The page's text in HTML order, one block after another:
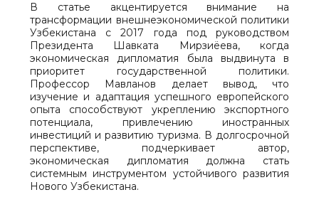
В статье акцентируется внимание на
трансформации внешнеэкономической политики
Узбекистана с 2017 года под руководством
Президента Шавката Мирзиёева, когда
экономическая дипломатия была выдвинута в
приоритет государственной политики.
Профессор Мавланов делает вывод, что
изучение и адаптация успешного европейского
опыта способствуют укреплению экспортного
потенциала, привлечению иностранных
инвестиций и развитию туризма. В долгосрочной
перспективе, подчеркивает автор,
экономическая дипломатия должна стать
системным инструментом устойчивого развития
Нового Узбекистана.